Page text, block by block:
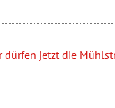
jetzt die